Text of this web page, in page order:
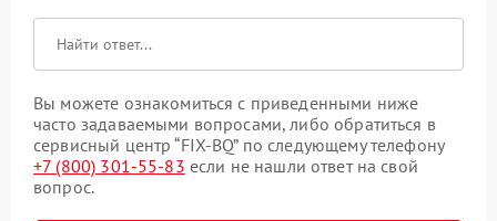
Вы можете ознакомиться с приведенными ниже
часто задаваемыми вопросами, либо обратиться в
сервисный центр “FIX-BQ” по следующему телефону
+7 (800) 301-55-83 если не нашли ответ на свой
вопрос.